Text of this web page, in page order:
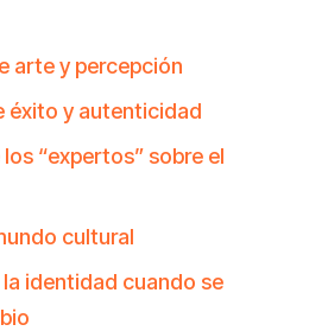
arte y percepción
éxito y autenticidad
“expertos” sobre el
cultural
identidad cuando se